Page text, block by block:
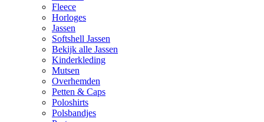
Fleece
Horloges
Jassen
Softshell Jassen
Bekijk alle Jassen
Kinderkleding
Mutsen
Overhemden
Petten & Caps
Poloshirts
Polsbandjes